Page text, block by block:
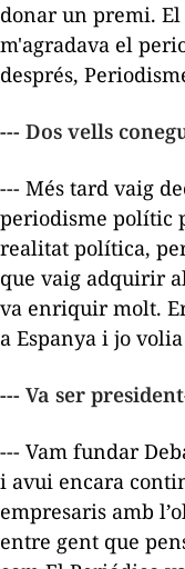
donar un premi.
m'agradava el
després,
--- Dos vells
--- Més tard vaig
periodisme polític
realitat política,
que vaig adquirir
va enriquir molt.
a Espanya i jo
--- Va ser
--- Vam fundar
i avui encara
empresaris amb
entre gent que